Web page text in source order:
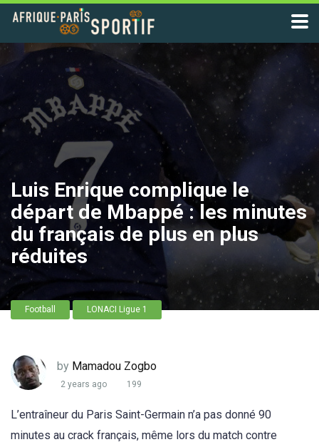
Luis Enrique complique le
départ de Mbappé : les minutes
du français de plus en plus
réduites
Football LONACI Ligue 1
by Mamadou Zogbo
2 years ago 199
L’entraîneur du Paris Saint-Germain n’a pas donné 90
minutes au crack français, même lors du match contre